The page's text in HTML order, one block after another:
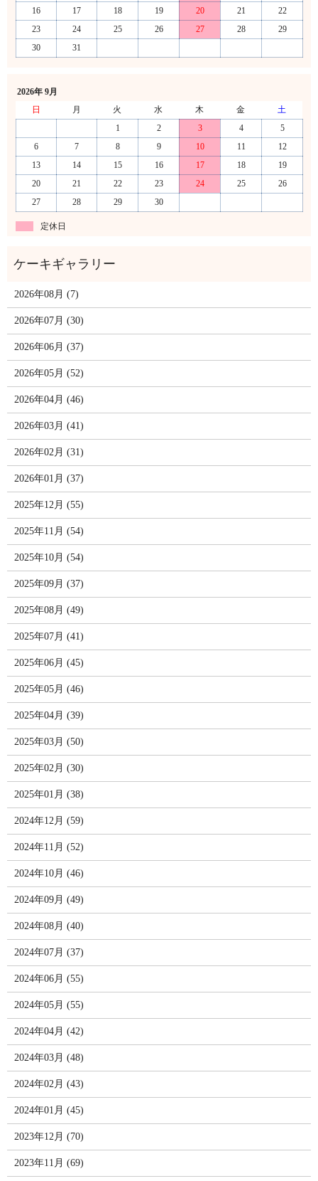
16
17 18 19 20 21
22
23
24 25 26 27 28
29
30
31
2026年 9月
日
月 火 水 木 金
土
1
2 3 4
5
6
7 8 9 10 11
12
13
14 15 16 17 18
19
20
21 22 23 24 25
26
27
28 29 30
定休日
2026年08月 (7)
2026年07月 (30)
2026年06月 (37)
2026年05月 (52)
2026年04月 (46)
2026年03月 (41)
2026年02月 (31)
2026年01月 (37)
2025年12月 (55)
2025年11月 (54)
2025年10月 (54)
2025年09月 (37)
2025年08月 (49)
2025年07月 (41)
2025年06月 (45)
2025年05月 (46)
2025年04月 (39)
2025年03月 (50)
2025年02月 (30)
2025年01月 (38)
2024年12月 (59)
2024年11月 (52)
2024年10月 (46)
2024年09月 (49)
2024年08月 (40)
2024年07月 (37)
2024年06月 (55)
2024年05月 (55)
2024年04月 (42)
2024年03月 (48)
2024年02月 (43)
2024年01月 (45)
2023年12月 (70)
2023年11月 (69)